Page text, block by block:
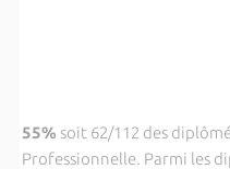
55% soit 62/112 des
Professionnelle. Parmi les